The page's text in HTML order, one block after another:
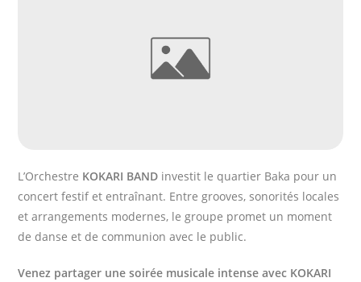
L’Orchestre KOKARI BAND investit le quartier Baka pour un
concert festif et entraînant. Entre grooves, sonorités locales
et arrangements modernes, le groupe promet un moment
de danse et de communion avec le public.
Venez partager une soirée musicale intense avec KOKARI